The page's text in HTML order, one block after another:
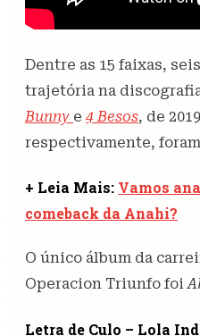
Dentre as 15 faixas,
trajetória na
Bunny e 4 Besos, de
respectivamente,
+ Leia Mais: Vamos
comeback da Anahi?
O único álbum da
Operacion Triunfo foi
Letra de Culo – Lola